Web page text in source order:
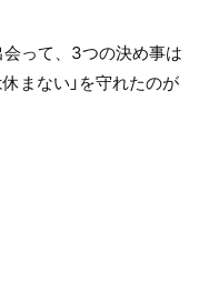
って、3つの決め事は
まない」を守れたのが